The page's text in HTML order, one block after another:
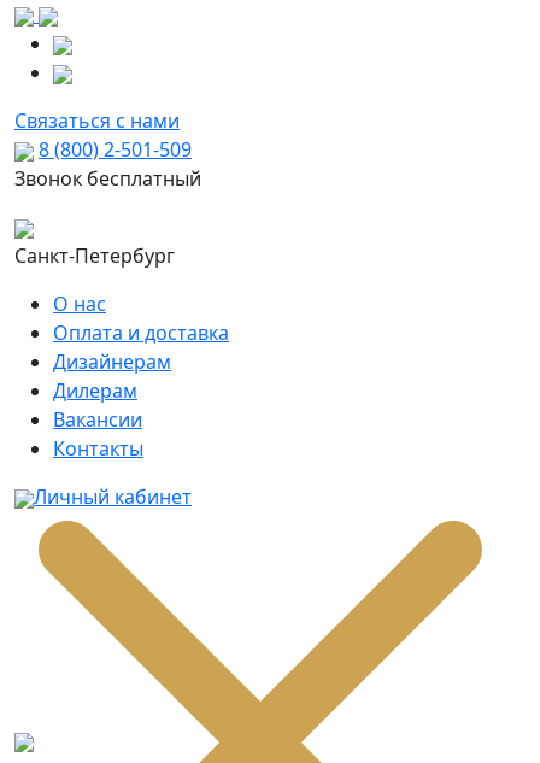
Связаться с нами
8 (800) 2-501-509
Звонок бесплатный
Санкт-Петербург
О нас
Оплата и доставка
Дизайнерам
Дилерам
Вакансии
Контакты
Личный кабинет